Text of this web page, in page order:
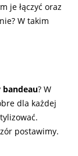
je łączyć oraz
W takim
? W
dla każdej
postawimy.